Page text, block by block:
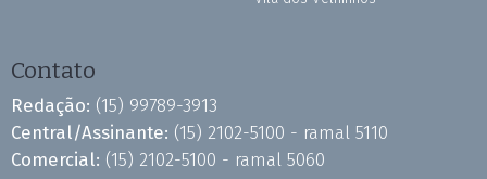
Contato
Redação: (15) 99789-3913
Central/Assinante: (15) 2102-5100 - ramal 5110
Comercial: (15) 2102-5100 - ramal 5060